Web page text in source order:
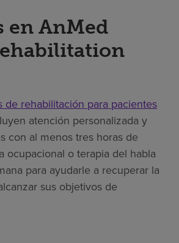
en AnMed
de rehabilitación para pacientes
atención personalizada y
con al menos tres horas de
ocupacional o terapia del habla
para ayudarle a recuperar la
sus objetivos de